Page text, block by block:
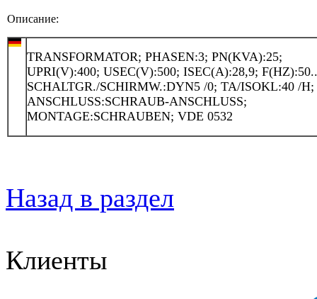
Описание:
TRANSFORMATOR; PHASEN:3; PN(KVA):25;
UPRI(V):400; USEC(V):500; ISEC(A):28,9;
SCHALTGR./SCHIRMW.:DYN5 /0; TA/ISOKL:40 /H;
ANSCHLUSS:SCHRAUB-ANSCHLUSS;
MONTAGE:SCHRAUBEN; VDE 0532
Назад в раздел
Клиенты